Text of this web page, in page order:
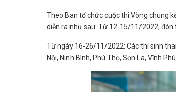
Theo Ban tổ chức cuộc thi Vòng chung
diễn ra như sau: Từ 12-15/11/2022, đón
Từ ngày 16-26/11/2022: Các thí sinh
Nội, Ninh Bình, Phú Thọ, Sơn La, Vĩnh